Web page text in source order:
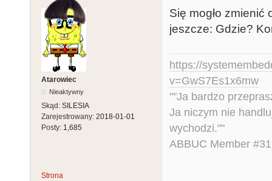
Atarowiec
Nieaktywny
Skąd: SILESIA
Zarejestrowany: 2018-01-01
Posty: 1,685
Się mogło
jeszcze: Gdzie?
https://
v=GwS7Es1x6mw
""Ja bardzo
Ja niczym nie
wychodzi.""
ABBUC Member
Strona